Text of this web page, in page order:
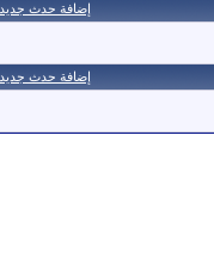
إضافة حدث جديد
إضافة حدث جديد